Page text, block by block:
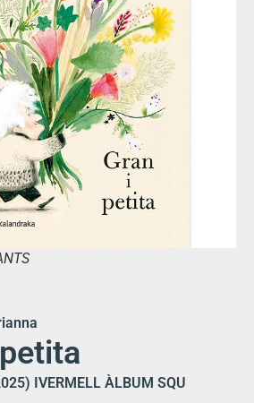
IVERMELL ÀLBUM SQU